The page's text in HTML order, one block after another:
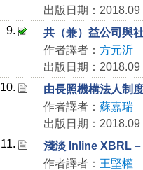
出版日期：2018.09
9.
共（兼）益公司與
作者譯者： 方元沂
出版日期：2018.09
10.
由長照機構法人制
作者譯者： 蘇嘉瑞
出版日期：2018.09
11.
淺淡 Inline XBRL
作者譯者： 王堅權